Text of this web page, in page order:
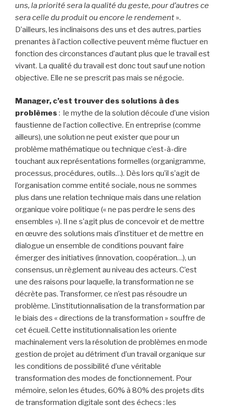
uns, la priorité sera la qualité du geste, pour d’autres ce
sera celle du produit ou encore le rendement ».
D’ailleurs, les inclinaisons des uns et des autres, parties
prenantes à l’action collective peuvent même fluctuer en
fonction des circonstances d’autant plus que le travail est
vivant. La qualité du travail est donc tout sauf une notion
objective. Elle ne se prescrit pas mais se négocie.
Manager, c’est trouver des solutions à des
problèmes : le mythe de la solution découle d’une vision
faustienne de l’action collective. En entreprise (comme
ailleurs), une solution ne peut exister que pour un
problème mathématique ou technique c’est-à-dire
touchant aux représentations formelles (organigramme,
processus, procédures, outils…). Dès lors qu’il s’agit de
l’organisation comme entité sociale, nous ne sommes
plus dans une relation technique mais dans une relation
organique voire politique (« ne pas perdre le sens des
ensembles »). Il ne s’agit plus de concevoir et de mettre
en œuvre des solutions mais d’instituer et de mettre en
dialogue un ensemble de conditions pouvant faire
émerger des initiatives (innovation, coopération…), un
consensus, un règlement au niveau des acteurs. C’est
une des raisons pour laquelle, la transformation ne se
décrète pas. Transformer, ce n’est pas résoudre un
problème. L’institutionnalisation de la transformation par
le biais des « directions de la transformation » souffre de
cet écueil. Cette institutionnalisation les oriente
machinalement vers la résolution de problèmes en mode
gestion de projet au détriment d’un travail organique sur
les conditions de possibilité d’une véritable
transformation des modes de fonctionnement. Pour
mémoire, selon les études, 60% à 80% des projets dits
de transformation digitale sont des échecs : les